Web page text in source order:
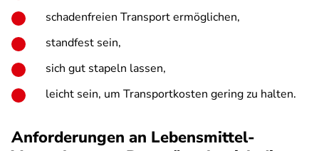
schadenfreien Transport ermöglichen,
standfest sein,
sich gut stapeln lassen,
leicht sein, um Transportkosten gering zu halten.
Anforderungen an Lebensmittel-